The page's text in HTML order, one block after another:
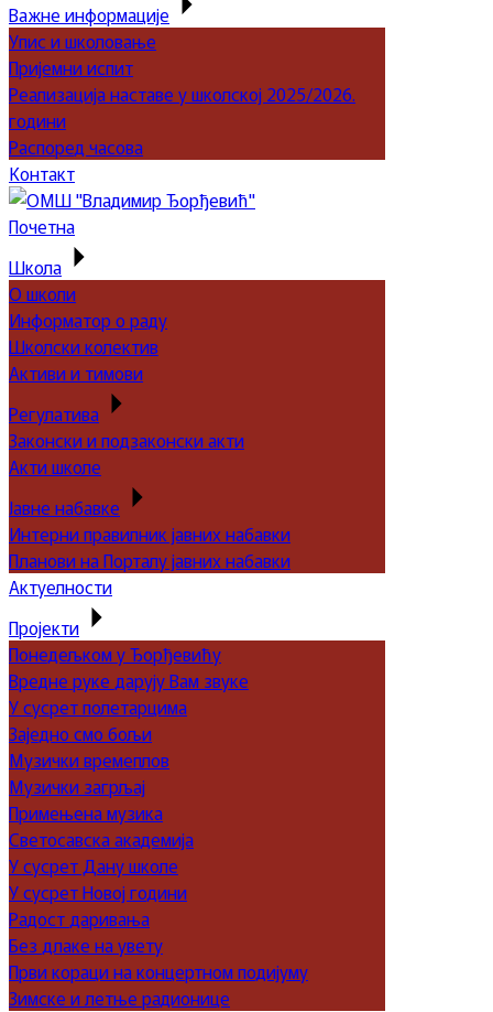
Важне информације
Упис и школовање
Пријемни испит
Реализација наставе у школској 2025/2026.
години
Распоред часова
Контакт
Почетна
Школа
О школи
Информатор о раду
Школски колектив
Активи и тимови
Регулатива
Законски и подзаконски акти
Акти школе
Јавне набавке
Интерни правилник јавних набавки
Планови на Порталу јавних набавки
Актуелности
Пројекти
Понедељком у Ђорђевићу
Вредне руке дарују Вам звуке
У сусрет полетарцима
Заједно смо бољи
Музички времеплов
Музички загрљај
Примењена музика
Светосавска академија
У сусрет Дану школе
У сусрет Новој години
Радост даривања
Без длаке на увету
Први кораци на концертном подијуму
Зимске и летње радионице